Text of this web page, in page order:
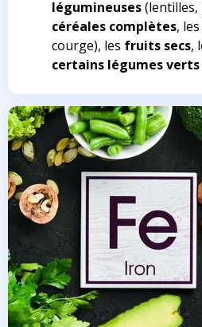
légumineuses(lentilles,
céréales complètes, les
courge), les fruits secs,
certains légumes verts